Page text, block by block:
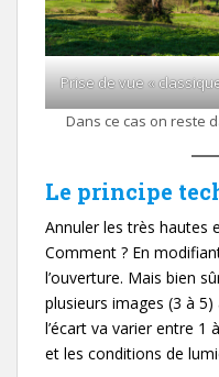
Prise de vue «
Dans ce cas on reste
Le principe
Annuler les très hautes
Comment ? En
l’ouverture. Mais bien
plusieurs images (3 à
l’écart va varier entre 1
et les conditions de